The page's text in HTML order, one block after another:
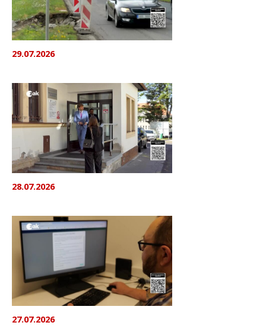
29.07.2026
28.07.2026
27.07.2026